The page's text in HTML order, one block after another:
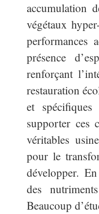
accumulation
végétaux
performances
présence
renforçant
restauration
et
supporter ces
véritables
pour le
développer.
des
Beaucoup